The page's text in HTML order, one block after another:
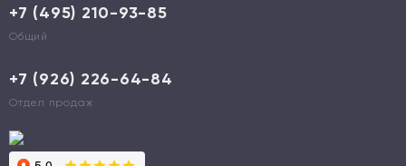
+7 (495) 210-93-85
Общий
+7 (926) 226-64-84
Отдел продаж